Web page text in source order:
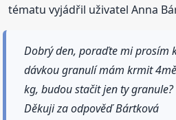
tématu vyjádřil uživatel Anna
Dobrý den, poraďte mi prosím
dávkou granulí mám krmit
kg, budou stačit jen ty granule?
Děkuji za odpověď Bártková